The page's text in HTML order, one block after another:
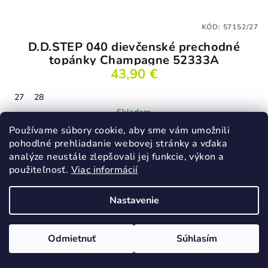
Používame súbory cookie, aby sme vám umožnili
pohodlné prehliadanie webovej stránky a vďaka
analýze neustále zlepšovali jej funkcie, výkon a
použiteľnosť. Viac informácií
Nastavenie
Odmietnuť Súhlasím
D.D.STEP 040 dievčenské prechodné
topánky Champagne 52333A
43,90 €
27
28
Skladom
Detail
KÓD: 57152/27
Podobné produkty